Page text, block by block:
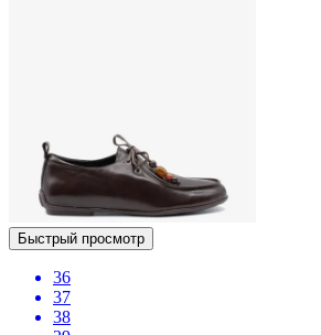
Быстрый просмотр
36
37
38